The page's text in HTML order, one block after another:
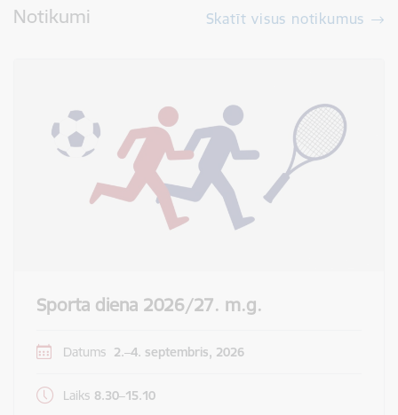
Notikumi Skatīt visus notikumus
Sporta diena 2026/27. m.g.
Datums 2.–4. septembris, 2026
Laiks 8.30–15.10